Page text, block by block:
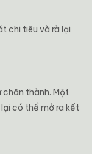
chi tiêu và rà lại
thành. Một
có thể mở ra kết